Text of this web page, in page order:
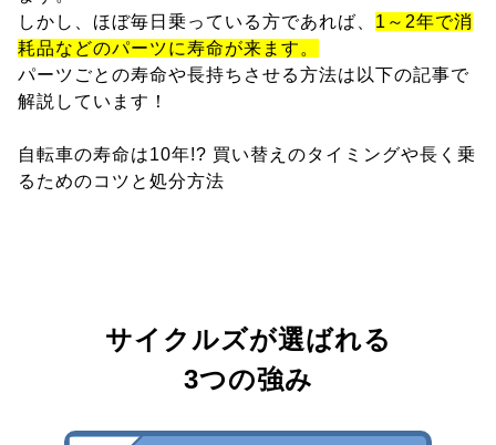
しかし、ほぼ毎日乗っている方であれば、 1～2年で消
耗品などのパーツに寿命が来ます。
パーツごとの寿命や長持ちさせる方法は以下の記事で
解説しています！
自転車の寿命は10年!? 買い替えのタイミングや長く乗
るためのコツと処分方法
サイクルズが選ばれる
3つの強み